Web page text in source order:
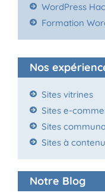
WordPress
Formation
Nos
Sites vitrines
Sites e-
Sites
Sites à contenu
Notre Blog